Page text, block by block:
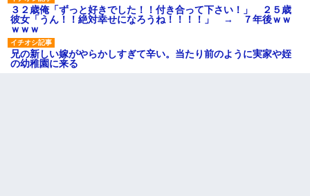
３２歳俺「ずっと好きでした！！付き合って下さい！」 ２５歳
彼女「うん！！絶対幸せになろうね！！！！」 → ７年後ｗｗ
ｗｗｗ
兄の新しい嫁がやらかしすぎて辛い。当たり前のように実家や姪
の幼稚園に来る